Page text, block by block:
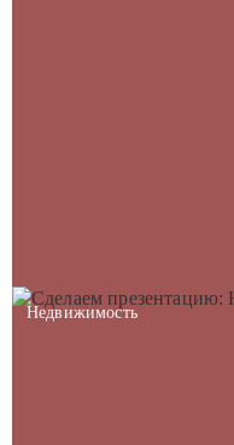
Недвижимость